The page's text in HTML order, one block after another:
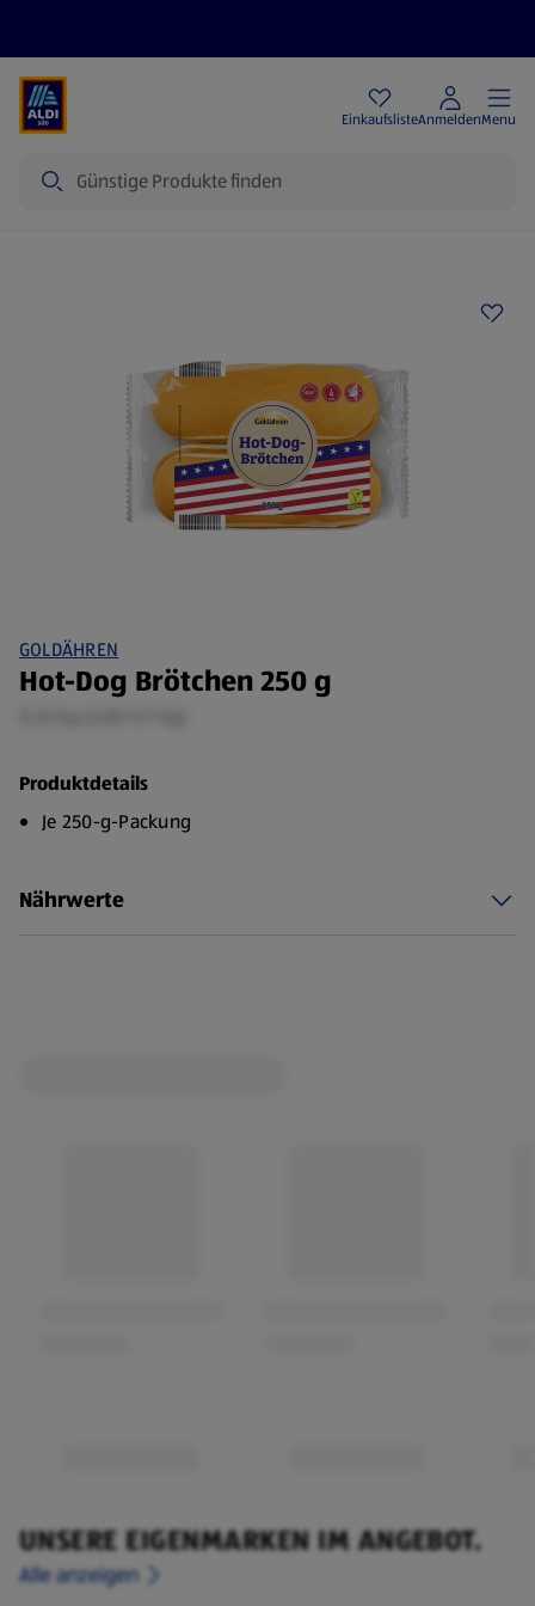
EinkaufslisteAnmeldenMenu
GOLDÄHREN
Hot-Dog Brötchen 250 g
Produktdetails
Je 250-g-Packung
Nährwerte
UNSERE EIGENMARKEN IM ANGEBOT.
Alle anzeigen